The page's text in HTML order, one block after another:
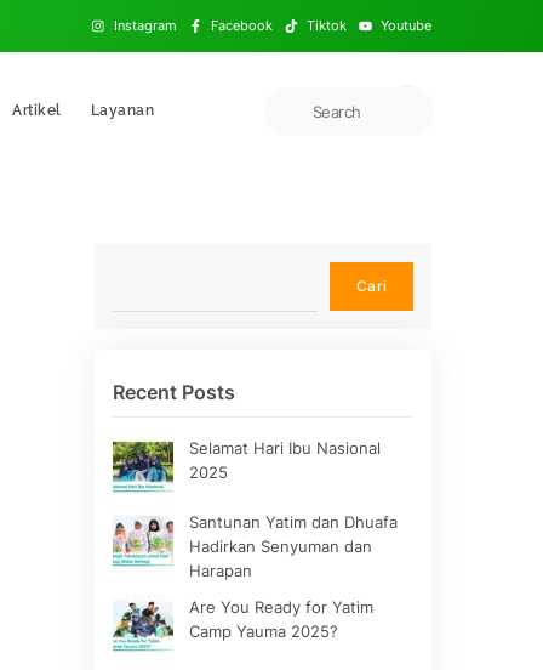
Instagram Facebook Tiktok Youtube
Artikel Layanan
Cari
Recent Posts
Selamat Hari Ibu Nasional
2025
Santunan Yatim dan Dhuafa
Hadirkan Senyuman dan
Harapan
Are You Ready for Yatim
Camp Yauma 2025?